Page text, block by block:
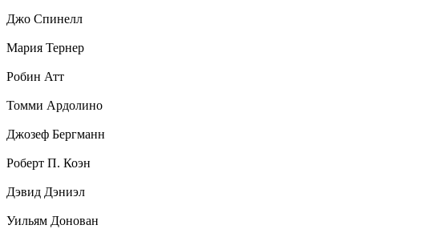
Джо Спинелл
Мария Тернер
Робин Атт
Томми Ардолино
Джозеф Бергманн
Роберт П. Коэн
Дэвид Дэниэл
Уильям Донован